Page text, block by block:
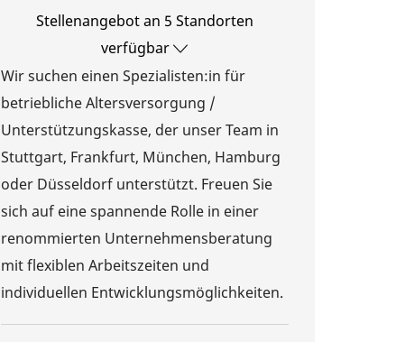
Stellenangebot an 5 Standorten
verfügbar
Wir suchen einen Spezialisten:in für
betriebliche Altersversorgung /
Unterstützungskasse, der unser Team in
Stuttgart, Frankfurt, München, Hamburg
oder Düsseldorf unterstützt. Freuen Sie
sich auf eine spannende Rolle in einer
renommierten Unternehmensberatung
mit flexiblen Arbeitszeiten und
individuellen Entwicklungsmöglichkeiten.